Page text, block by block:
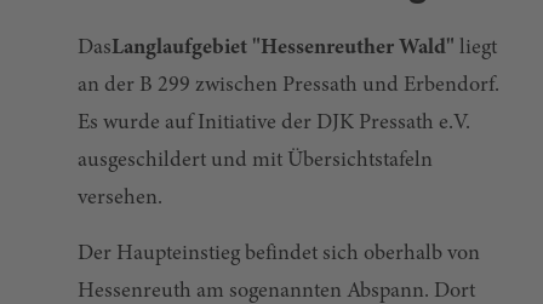
DasLanglaufgebiet "Hessenreuther Wald" liegt
an der B 299 zwischen Pressath und Erbendorf.
Es wurde auf Initiative der DJK Pressath e.V.
ausgeschildert und mit Übersichtstafeln
versehen.
Der Haupteinstieg befindet sich oberhalb von
Hessenreuth am sogenannten Abspann. Dort